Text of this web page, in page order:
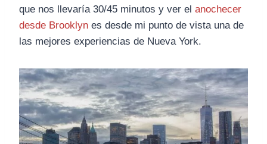
que nos llevaría 30/45 minutos y ver el anochecer
desde Brooklyn es desde mi punto de vista una de
las mejores experiencias de Nueva York.